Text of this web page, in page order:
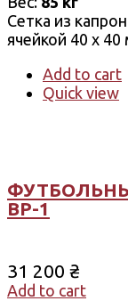
Сетка ​​из
ячейкой 40 х
Add to cart
Quick view
ВР-1
31 200 ₴
Add to cart